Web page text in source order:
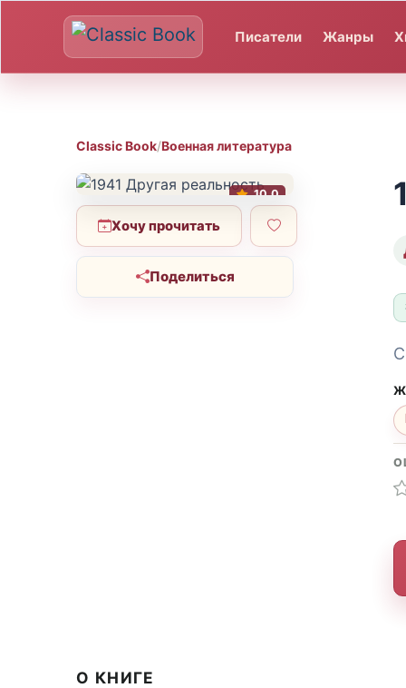
Писатели Жанры
Classic Book/Военная литература
10.0
Хочу прочитать
Поделиться
О КНИГЕ